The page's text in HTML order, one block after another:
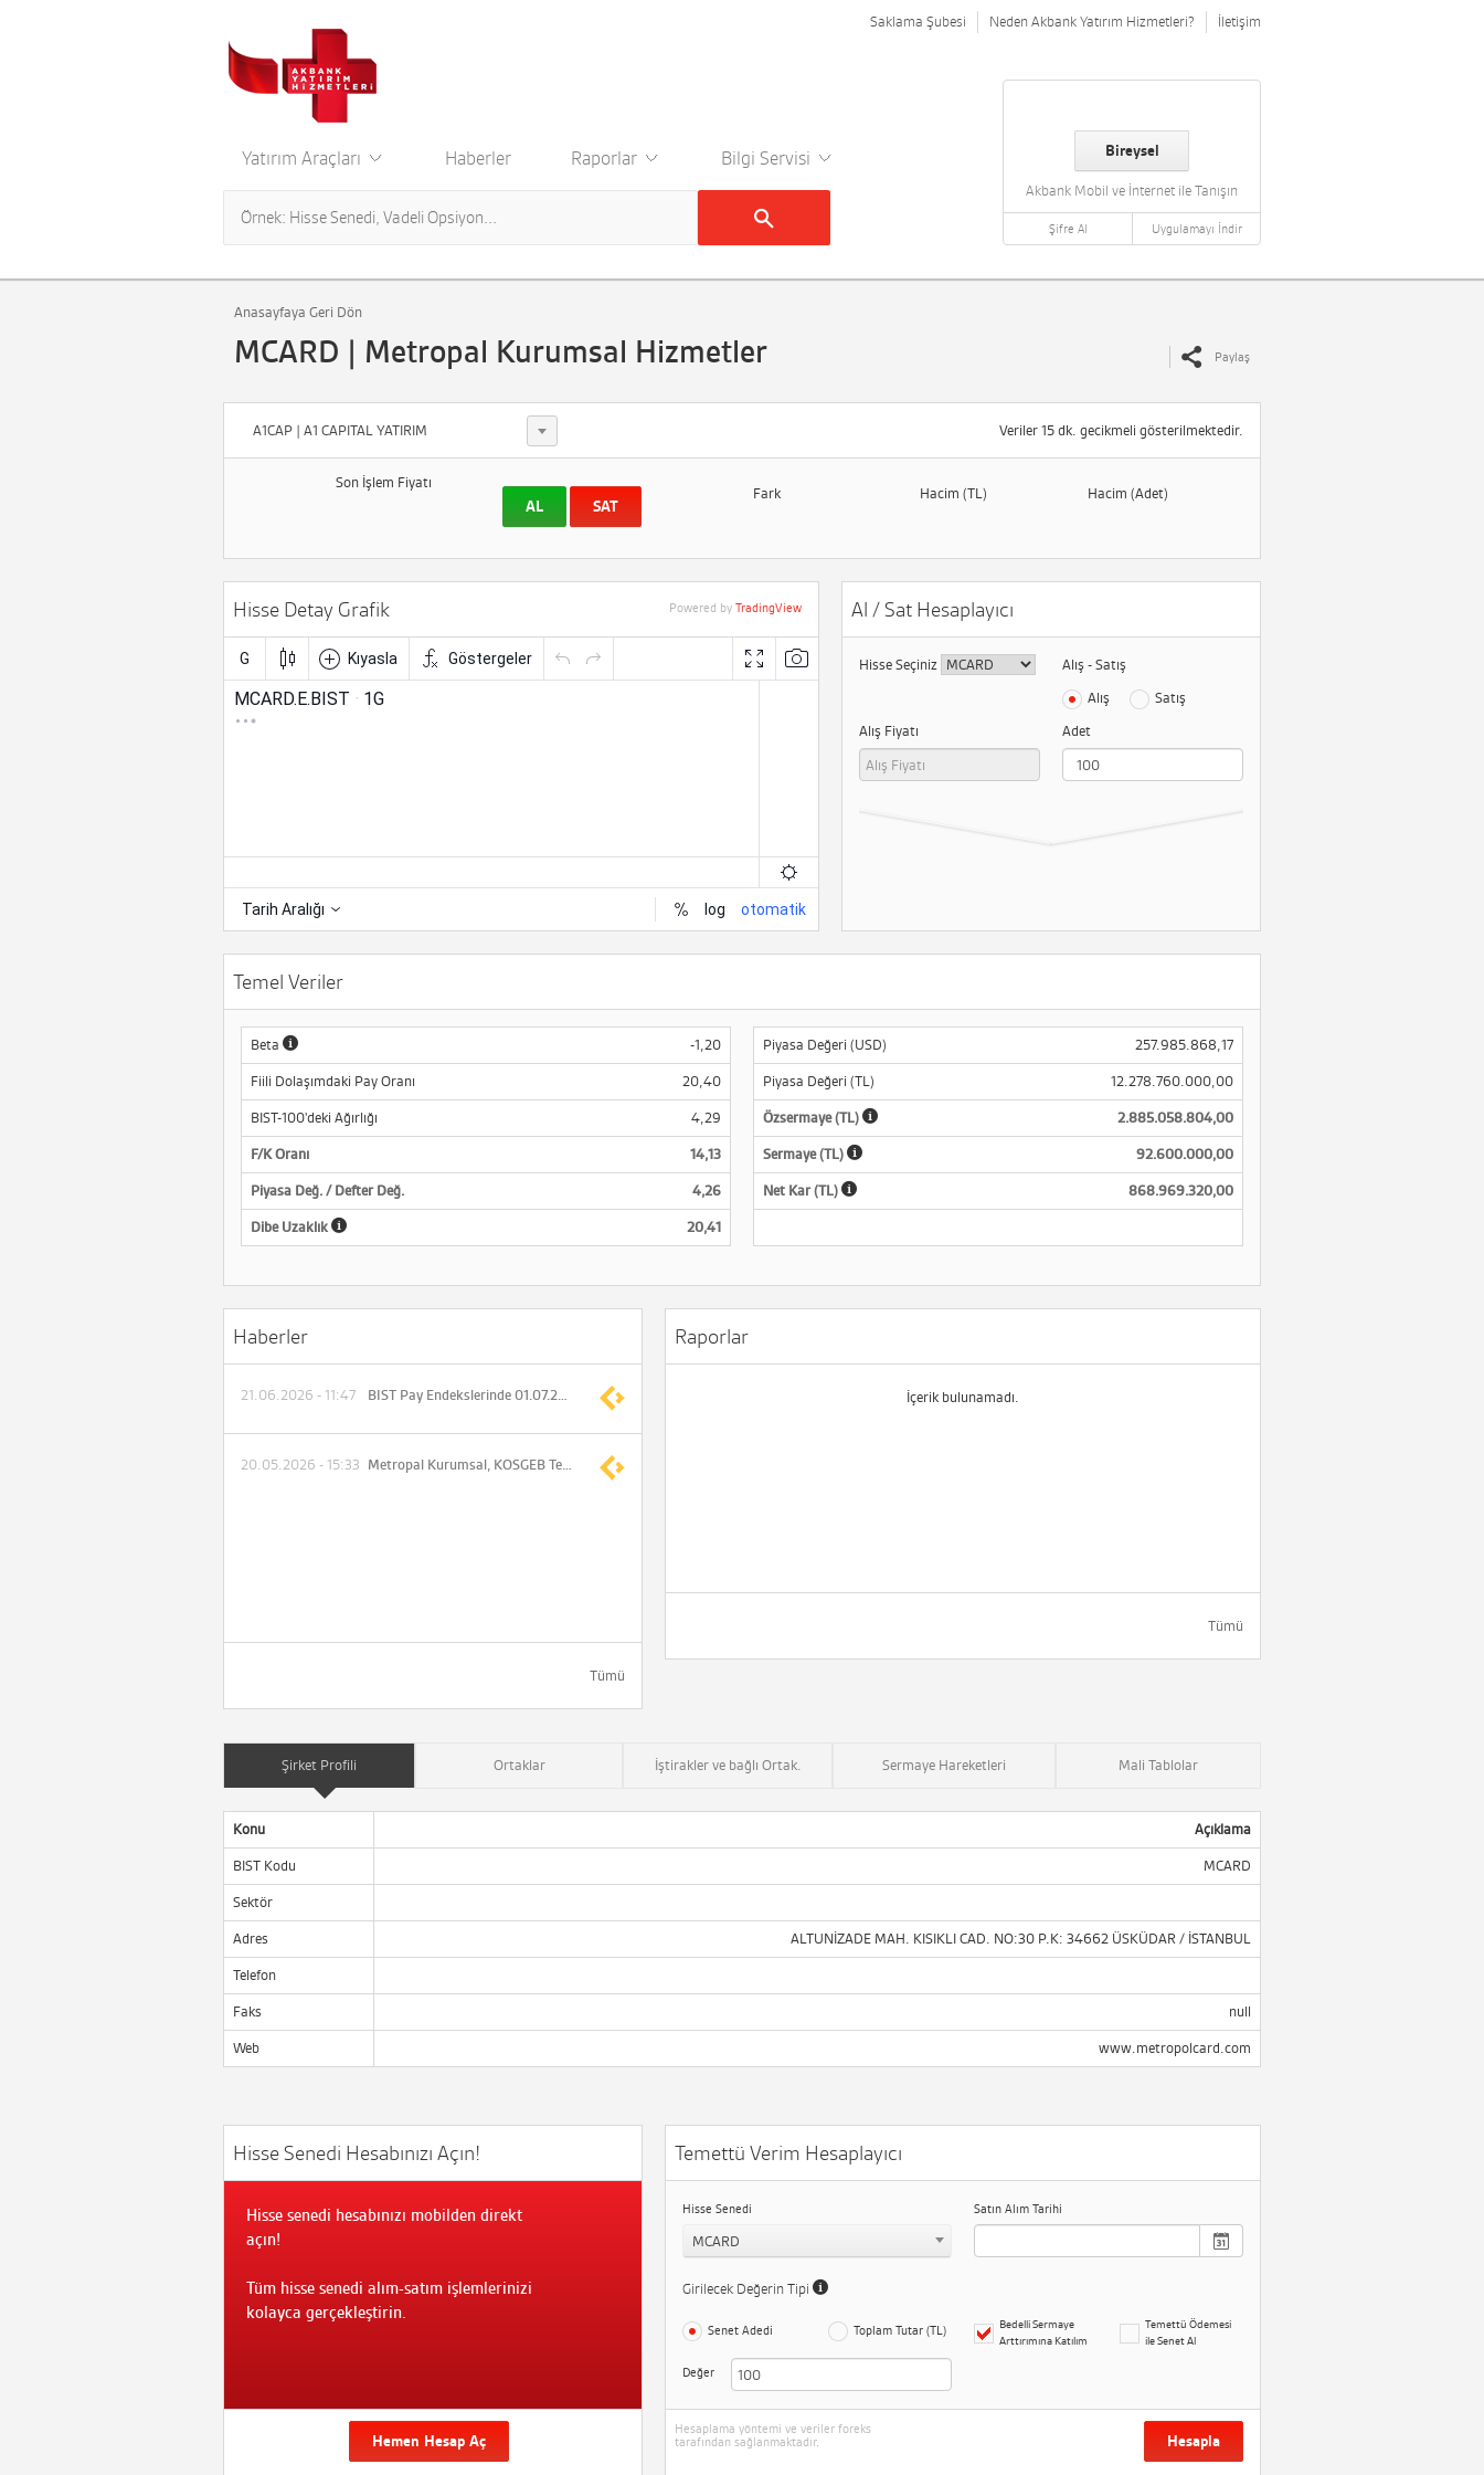
Saklama Şubesi Neden Akbank Yatırım Hizmetleri? İletişim
Bireysel
Akbank Mobil ve İnternet ile Tanışın
Şifre Al Uygulamayı İndir
Yatırım Araçları Haberler Raporlar Bilgi Servisi
Anasayfaya Geri Dön
MCARD | Metropal Kurumsal Hizmetler Paylaş
A1CAP | A1 CAPITAL YATIRIM Veriler 15 dk. gecikmeli gösterilmektedir.
Son İşlem Fiyatı
AL SAT
Fark Hacim (TL) Hacim (Adet)
Hisse Detay Grafik Powered by TradingView Al / Sat Hesaplayıcı
Hisse Seçiniz
Alış - Satış
Alış
Satış
Alış Fiyatı
Adet
Temel Veriler
Beta -1,20
Fiili Dolaşımdaki Pay Oranı 20,40
BIST-100'deki Ağırlığı 4,29
F/K Oranı 14,13
Piyasa Değ. / Defter Değ. 4,26
Dibe Uzaklık 20,41
Piyasa Değeri (USD) 257.985.868,17
Piyasa Değeri (TL) 12.278.760.000,00
Özsermaye (TL) 2.885.058.804,00
Sermaye (TL) 92.600.000,00
Net Kar (TL) 868.969.320,00
Haberler
BIST Pay Endekslerinde 01.07.2026-30.09.2026 döneminde geçerli olacak değişiklikler açıklandı
21.06.2026 - 11:47
Metropal Kurumsal, KOSGEB Teknoloji Merkezi Destek Programı başvurusu yaptı
20.05.2026 - 15:33
Tümü
Raporlar
İçerik bulunamadı.
Tümü
Şirket Profili Ortaklar İştirakler ve bağlı Ortak. Sermaye Hareketleri Mali Tablolar
Konu Açıklama
BIST Kodu MCARD
Sektör
Adres ALTUNİZADE MAH. KISIKLI CAD. NO:30 P.K: 34662 ÜSKÜDAR / İSTANBUL
Telefon
Faks null
Web www.metropolcard.com
Hisse Senedi Hesabınızı Açın!
Hisse senedi hesabınızı mobilden direkt
açın!
Tüm hisse senedi alım-satım işlemlerinizi
kolayca gerçekleştirin.
Hemen Hesap Aç
Temettü Verim Hesaplayıcı
Hisse Senedi
MCARD
Satın Alım Tarihi
Girilecek Değerin Tipi
Senet Adedi Toplam Tutar (TL)
Bedelli Sermaye
Arttırımına Katılım
Temettü Ödemesi
ile Senet Al
Değer
Hesaplama yöntemi ve veriler foreks
tarafından sağlanmaktadır.
Hesapla